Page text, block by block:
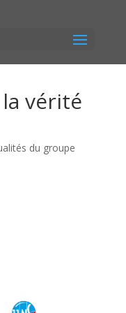
vérité
du groupe